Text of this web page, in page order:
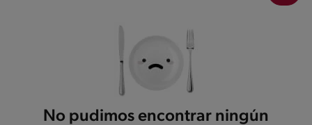
No pudimos encontrar ningún